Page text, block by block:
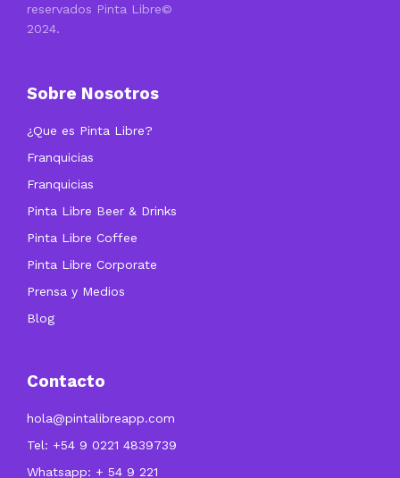
reservados Pinta Libre©
2024.
Sobre Nosotros
¿Que es Pinta Libre?
Franquicias
Franquicias
Pinta Libre Beer & Drinks
Pinta Libre Coffee
Pinta Libre Corporate
Prensa y Medios
Blog
Contacto
hola@pintalibreapp.com
Tel: +54 9 0221 4839739
Whatsapp: + 54 9 221